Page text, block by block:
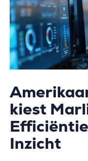
kiest
Inzicht